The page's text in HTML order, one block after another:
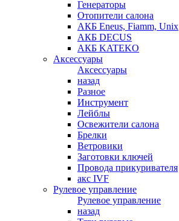
Генераторы
Отопители салона
АКБ Eneus, Fiamm, Unix
АКБ DECUS
АКБ KATEKO
Аксессуары
Аксессуары
назад
Разное
Инструмент
Лейблы
Освежители салона
Брелки
Ветровики
Заготовки ключей
Провода прикуривателя
акс IVF
Рулевое управление
Рулевое управление
назад